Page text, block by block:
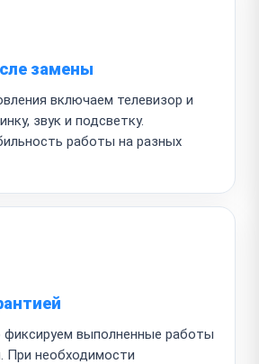
замены
включаем телевизор и
звук и подсветку.
работы на разных
фиксируем выполненные работы
При необходимости